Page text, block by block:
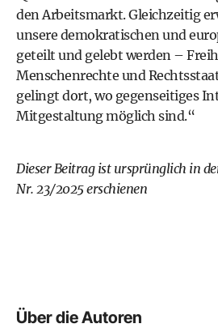
den Arbeitsmarkt. Gleichzeitig
unsere demokratischen und
geteilt und gelebt werden –
Menschenrechte und
gelingt dort, wo gegenseitiges
Mitgestaltung möglich sind.“
Dieser Beitrag ist ursprünglich in
Nr. 23/2025 erschienen
Über die Autoren